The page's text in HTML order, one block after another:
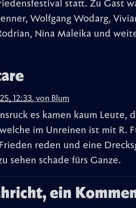
statt. Zu Gast
Wolfgang Wodarg,
Nina Maleika und
12:33, von Blum
es kamen kaum Leute,
im Unreinen ist mit R.
reden und eine
sehen schade fürs Ganze.
ein